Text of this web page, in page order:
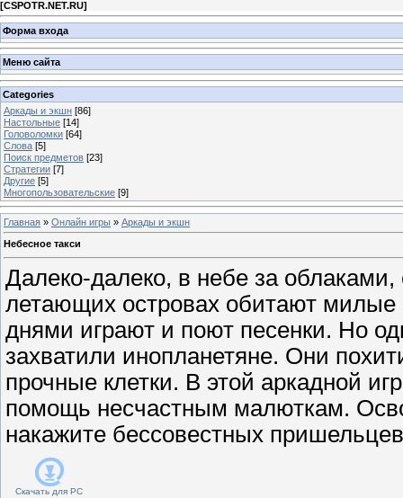
[CSPOTR.NET.RU]
Форма входа
Меню сайта
Categories
Аркады и экшн [86]
Настольные [14]
Головоломки [64]
Слова [5]
Поиск предметов [23]
Стратегии [7]
Другие [5]
Многопользовательские [9]
Главная » Онлайн игры » Аркады и экшн
Небесное такси
Далеко-далеко, в небе за
летающих островах обитают
днями играют и поют песенки. Но
захватили инопланетяне. Они
прочные клетки. В этой аркадной
помощь несчастным малюткам.
накажите бессовестных
Скачать для PC